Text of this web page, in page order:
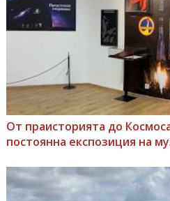
От праисторията до
постоянна експозиция на